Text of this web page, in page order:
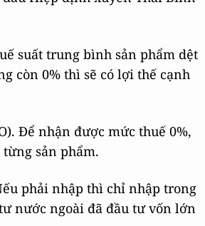
suất trung bình sản phẩm dệt
còn 0% thì sẽ có lợi thế cạnh
Để nhận được mức thuế 0%,
sản phẩm.
phải nhập thì chỉ nhập trong
nước ngoài đã đầu tư vốn lớn